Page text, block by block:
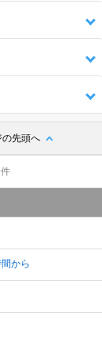
の先頭へ
から